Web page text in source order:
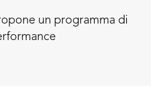
un programma di